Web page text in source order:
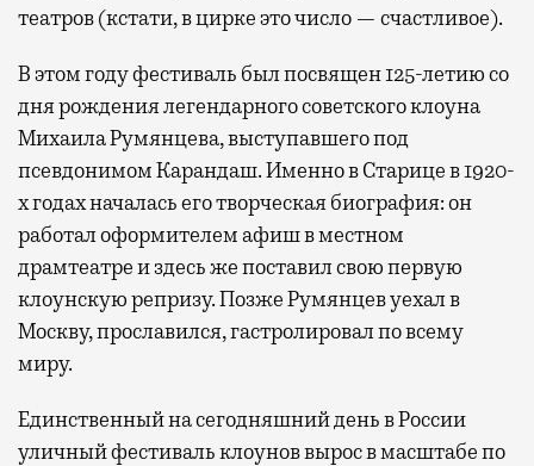
театров (кстати, в цирке это число — счастливое).
В этом году фестиваль был посвящен 125-летию со
дня рождения легендарного советского клоуна
Михаила Румянцева, выступавшего под
псевдонимом Карандаш. Именно в Старице в 1920-
х годах началась его творческая биография: он
работал оформителем афиш в местном
драмтеатре и здесь же поставил свою первую
клоунскую репризу. Позже Румянцев уехал в
Москву, прославился, гастролировал по всему
миру.
Единственный на сегодняшний день в России
уличный фестиваль клоунов вырос в масштабе по